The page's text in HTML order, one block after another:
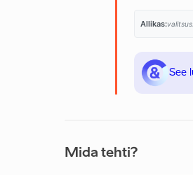
Allikas:
See
Mida tehti?